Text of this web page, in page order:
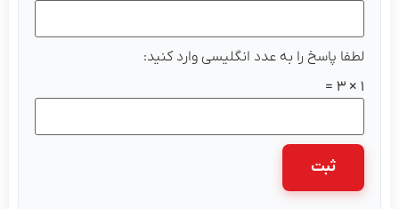
پاسخ را به عدد انگلیسی وارد کنید: